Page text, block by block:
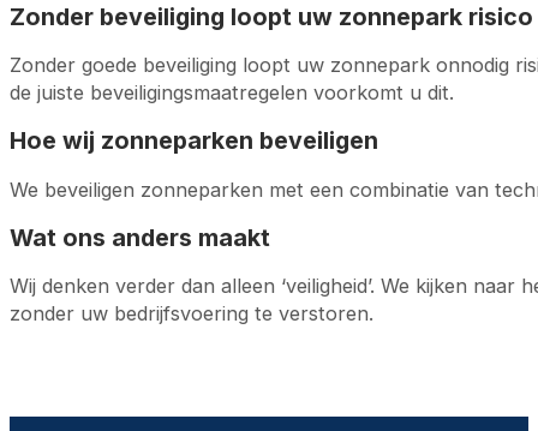
Zonder beveiliging loopt uw zonnepark risico
Zonder goede beveiliging loopt uw zonnepark onnodig
de juiste beveiligingsmaatregelen voorkomt u dit.
Hoe wij zonneparken beveiligen
We beveiligen zonneparken met een combinatie van
Wat ons anders maakt
Wij denken verder dan alleen ‘veiligheid’. We kijken
zonder uw bedrijfsvoering te verstoren.